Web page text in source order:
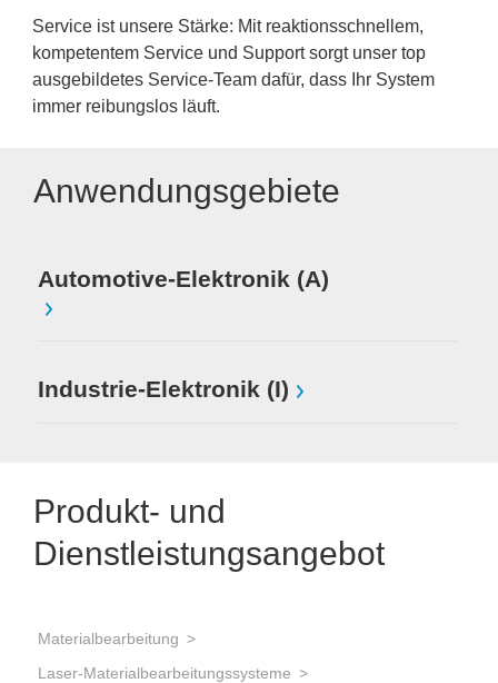
Service ist unsere Stärke: Mit reaktionsschnellem,
kompetentem Service und Support sorgt unser top
ausgebildetes Service-Team dafür, dass Ihr System
immer reibungslos läuft.
Anwendungsgebiete
Automotive-Elektronik (A)
Industrie-Elektronik (I)
Produkt- und
Dienstleistungsangebot
Materialbearbeitung
Laser-Materialbearbeitungssysteme